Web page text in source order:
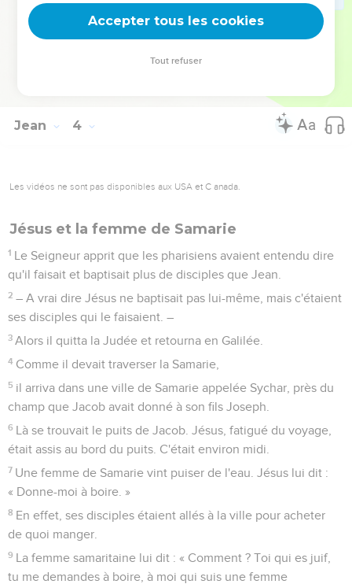
parce que Dieu lui donne l'Esprit sans mesure.
Le Père aime le Fils et a tout remis entre ses mains.
Celui qui croit au Fils a la vie éternelle ; celui qui ne croit
Jean 4
Les vidéos ne sont pas disponibles aux USA et C anada.
Jésus et la femme de Samarie
1 Le Seigneur apprit que les pharisiens avaient entendu dire
qu'il faisait et baptisait plus de disciples que Jean.
2 – A vrai dire Jésus ne baptisait pas lui-même, mais c'étaient
ses disciples qui le faisaient. –
3 Alors il quitta la Judée et retourna en Galilée.
4 Comme il devait traverser la Samarie,
5 il arriva dans une ville de Samarie appelée Sychar, près du
champ que Jacob avait donné à son fils Joseph.
6 Là se trouvait le puits de Jacob. Jésus, fatigué du voyage,
était assis au bord du puits. C'était environ midi.
7 Une femme de Samarie vint puiser de l'eau. Jésus lui dit :
« Donne-moi à boire. »
8 En effet, ses disciples étaient allés à la ville pour acheter
de quoi manger.
9 La femme samaritaine lui dit : « Comment ? Toi qui es juif,
tu me demandes à boire, à moi qui suis une femme
Accepter tous les cookies
Tout refuser